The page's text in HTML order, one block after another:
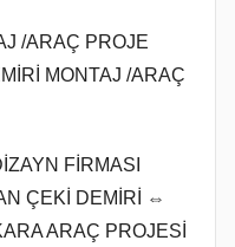
/ARAÇ PROJE
MONTAJ /ARAÇ
FİRMASI
ÇEKİ DEMİRİ ⇔
ARAÇ PROJESİ